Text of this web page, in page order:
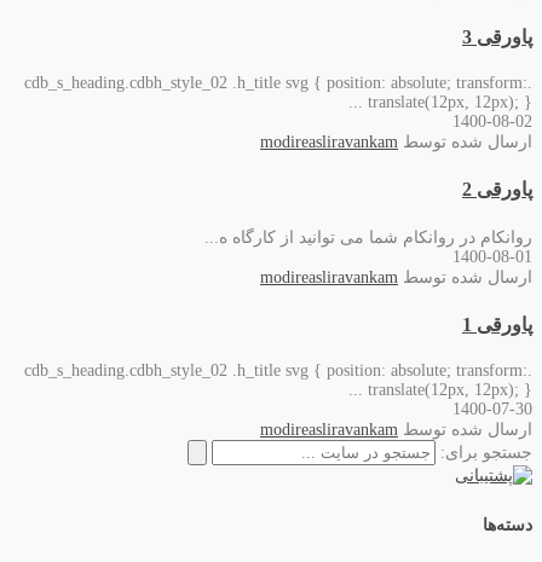
پاورقی 3
.cdb_s_heading.cdbh_style_02 .h_title svg { position: absolute; transform:
translate(12px, 12px); } ...
1400-08-02
ارسال شده توسط modireasliravankam
پاورقی 2
روانکام در روانکام شما می توانید از کارگاه ه...
1400-08-01
ارسال شده توسط modireasliravankam
پاورقی 1
.cdb_s_heading.cdbh_style_02 .h_title svg { position: absolute; transform:
translate(12px, 12px); } ...
1400-07-30
ارسال شده توسط modireasliravankam
جستجو برای:
دسته‌ها